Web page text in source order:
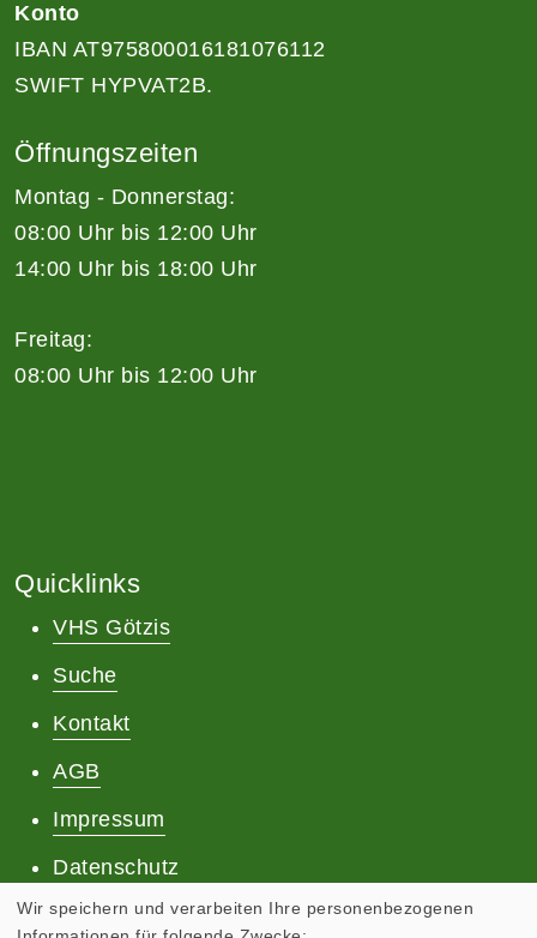
Konto
IBAN AT975800016181076112
SWIFT HYPVAT2B.
Öffnungszeiten
Montag - Donnerstag:
08:00 Uhr bis 12:00 Uhr
14:00 Uhr bis 18:00 Uhr
Freitag:
08:00 Uhr bis 12:00 Uhr
Quicklinks
VHS Götzis
Suche
Kontakt
AGB
Impressum
Datenschutz
Wir speichern und verarbeiten Ihre personenbezogenen